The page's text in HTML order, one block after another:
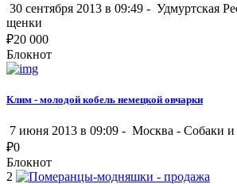
30 сентября 2013 в 09:49 - Удмуртская
щенки
₽20 000
Блокнот
Клим - молодой кобель немецкой овчарки
7 июня 2013 в 09:09 - Москва - Собаки
₽0
Блокнот
2